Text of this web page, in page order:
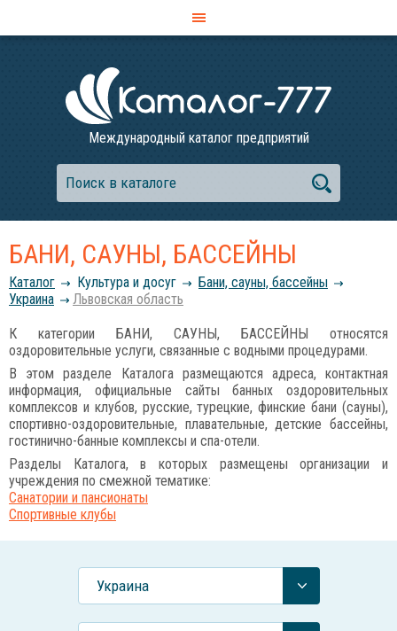
Международный каталог предприятий
БАНИ, САУНЫ, БАССЕЙНЫ
Каталог Культура и досуг
Бани, сауны, бассейны
Украина
Львовская область
К категории БАНИ, САУНЫ, БАССЕЙНЫ относятся
оздоровительные услуги, связанные с водными процедурами.
В этом разделе Каталога размещаются адреса, контактная
информация, официальные сайты банных оздоровительных
комплексов и клубов, русские, турецкие, финские бани (сауны),
спортивно-оздоровительные, плавательные, детские бассейны,
гостинично-банные комплексы и спа-отели.
Разделы Каталога, в которых размещены организации и
учреждения по смежной тематике:
Санатории и пансионаты
Спортивные клубы
Украина